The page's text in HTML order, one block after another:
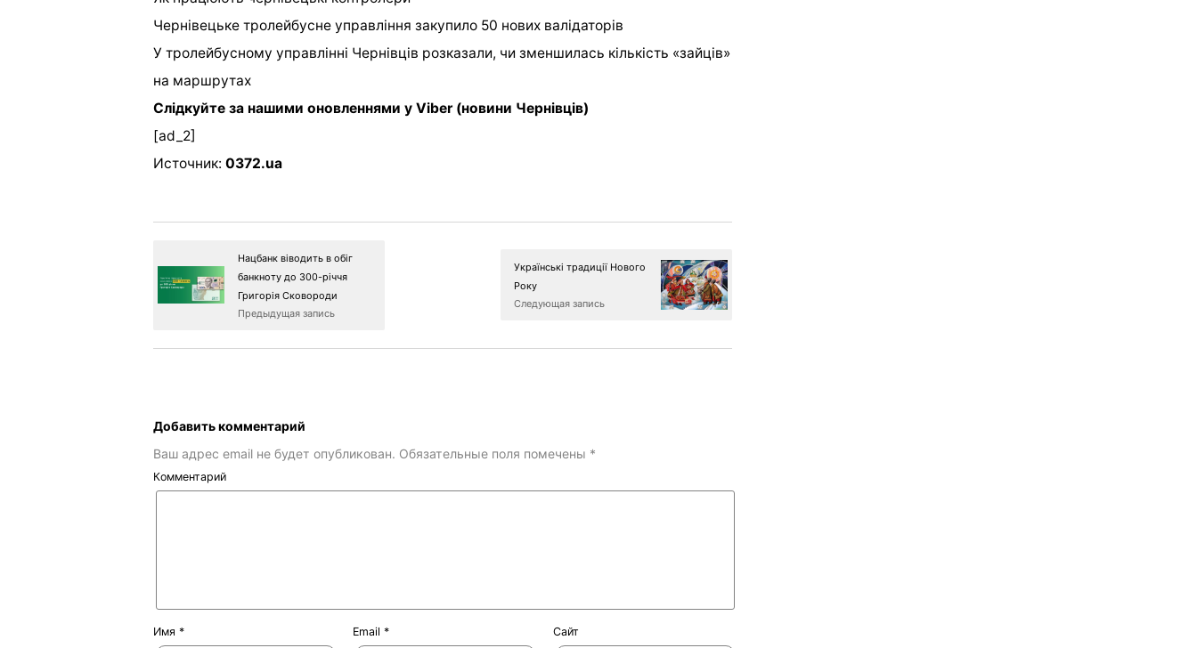
Чернівецьке тролейбусне управління закупило 50 нових валідаторів
У тролейбусному управлінні Чернівців розказали, чи зменшилась кількість «зайців»
на маршрутах
Слідкуйте за нашими оновленнями у Viber (новини Чернівців)
[ad_2]
Источник: 0372.ua
Нацбанк віводить в обіг
банкноту до 300-річчя
Григорія Сковороди
Предыдущая запись
Українські традиції Нового
Року
Следующая запись
Добавить комментарий
Ваш адрес email не будет опубликован. Обязательные поля помечены *
Комментарий
Имя * Email* Сайт